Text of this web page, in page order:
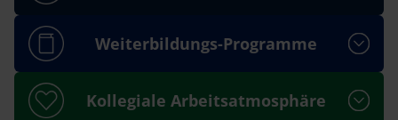
Weiterbildungs-Programme
Kollegiale Arbeitsatmosphäre